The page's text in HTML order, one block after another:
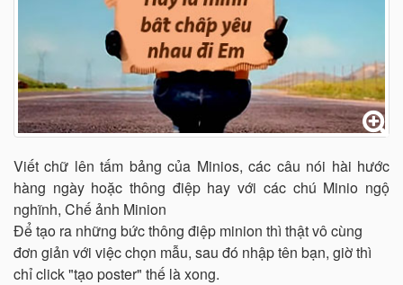
Viết chữ lên tấm bảng của Minios, các câu nói hài hước
hàng ngày hoặc thông điệp hay với các chú Minio ngộ
nghĩnh, Chế ảnh Minion
Để tạo ra những bức thông điệp minion thì thật vô cùng
đơn giản với việc chọn mẫu, sau đó nhập tên bạn, giờ thì
chỉ click "tạo poster" thế là xong.